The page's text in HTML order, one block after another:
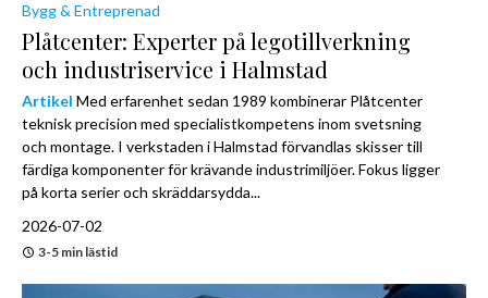
Bygg & Entreprenad
Plåtcenter: Experter på legotillverkning
och industriservice i Halmstad
Artikel Med erfarenhet sedan 1989 kombinerar Plåtcenter
teknisk precision med specialistkompetens inom svetsning
och montage. I verkstaden i Halmstad förvandlas skisser till
färdiga komponenter för krävande industrimiljöer. Fokus ligger
på korta serier och skräddarsydda...
2026-07-02
3-5 min lästid